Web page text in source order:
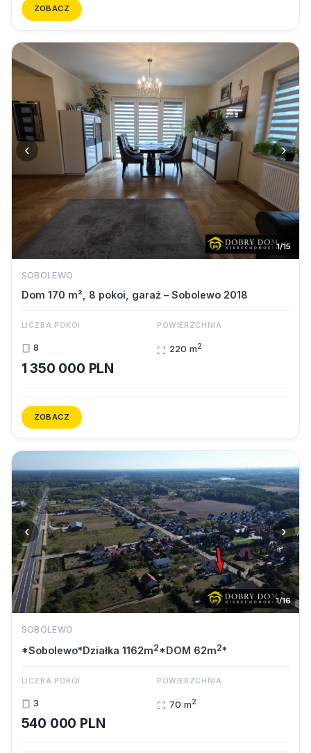
ZOBACZ
‹ ›
1/15
SOBOLEWO
Dom 170 m², 8 pokoi, garaż – Sobolewo 2018
LICZBA POKOI
8
POWIERZCHNIA
220 m2
1 350 000 PLN
ZOBACZ
‹ ›
1/16
SOBOLEWO
*Sobolewo*Działka 1162m2*DOM 62m2*
LICZBA POKOI
3
POWIERZCHNIA
70 m2
540 000 PLN